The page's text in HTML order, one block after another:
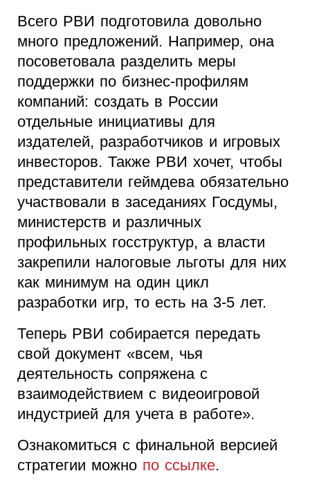
Всего РВИ подготовила довольно
много предложений. Например, она
посоветовала разделить меры
поддержки по бизнес-профилям
компаний: создать в России
отдельные инициативы для
издателей, разработчиков и игровых
инвесторов. Также РВИ хочет, чтобы
представители геймдева обязательно
участвовали в заседаниях Госдумы,
министерств и различных
профильных госструктур, а власти
закрепили налоговые льготы для них
как минимум на один цикл
разработки игр, то есть на 3-5 лет.
Теперь РВИ собирается передать
свой документ «всем, чья
деятельность сопряжена с
взаимодействием с видеоигровой
индустрией для учета в работе».
Ознакомиться с финальной версией
стратегии можно по ссылке.